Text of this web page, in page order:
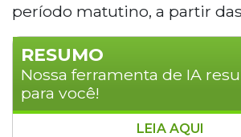
período matutino, a partir
RESUMO
Nossa ferramenta de IA
para você!
LEIA AQUI